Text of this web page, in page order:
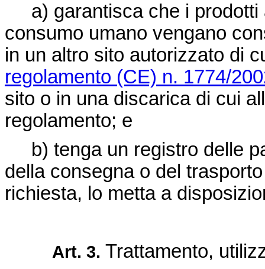
a) garantisca che i
consumo umano vengano
in un altro sito autorizzato di
regolamento (CE) n. 1774/
sito o in una discarica di cui
regolamento; e
b) tenga un registro delle
della consegna o del
richiesta, lo metta a
Art. 3. Trattamento,